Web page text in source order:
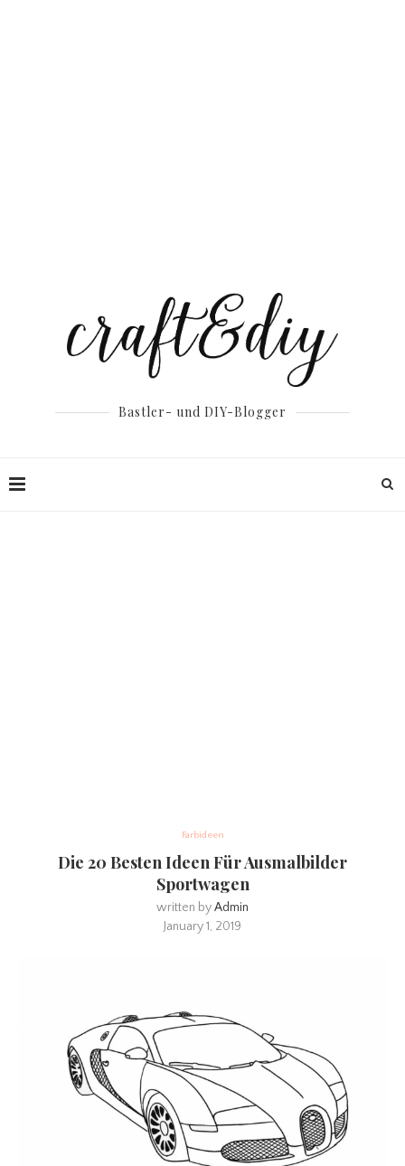
Bastler- und DIY-Blogger
Farbideen
Die 20 Besten Ideen Für Ausmalbilder
Sportwagen
written byAdmin
January 1, 2019